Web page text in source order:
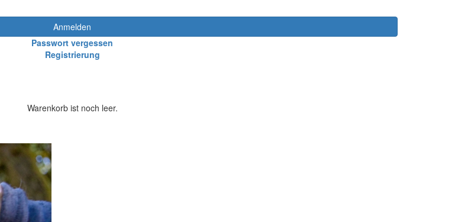
Anmelden
Passwort vergessen
Registrierung
Warenkorb ist noch leer.